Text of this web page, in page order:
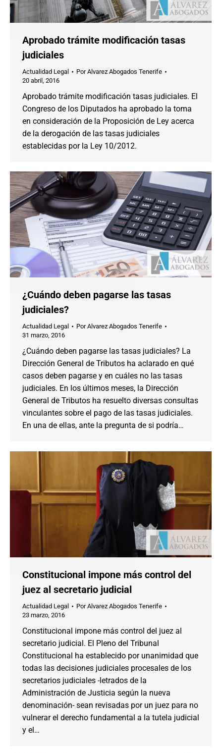
Aprobado trámite modificación tasas
judiciales
Actualidad Legal PorAlvarez Abogados Tenerife
20 abril, 2016
Aprobado trámite modificación tasas judiciales. El
Congreso de los Diputados ha aprobado la toma
en consideración de la Proposición de Ley acerca
de la derogación de las tasas judiciales
establecidas por la Ley 10/2012.
¿Cuándo deben pagarse las tasas
judiciales?
Actualidad Legal PorAlvarez Abogados Tenerife
31 marzo, 2016
¿Cuándo deben pagarse las tasas judiciales? La
Dirección General de Tributos ha aclarado en qué
casos deben pagarse y en cuáles no las tasas
judiciales. En los últimos meses, la Dirección
General de Tributos ha resuelto diversas consultas
vinculantes sobre el pago de las tasas judiciales.
En una de ellas, ante la pregunta de si podría…
Constitucional impone más control del
juez al secretario judicial
Actualidad Legal PorAlvarez Abogados Tenerife
23 marzo, 2016
Constitucional impone más control del juez al
secretario judicial. El Pleno del Tribunal
Constitucional ha establecido por unanimidad que
todas las decisiones judiciales procesales de los
secretarios judiciales -letrados de la
Administración de Justicia según la nueva
denominación- sean revisadas por un juez para no
vulnerar el derecho fundamental a la tutela judicial
y el…